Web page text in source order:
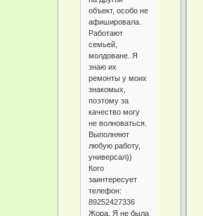
объект, особо не
афишировала.
Работают
семьей,
молдоване. Я
знаю их
ремонты у моих
знакомых,
поэтому за
качество могу
не волноваться.
Выполняют
любую работу,
универсал))
Кого
заинтересует
телефон:
89252427336
Жора. Я не была